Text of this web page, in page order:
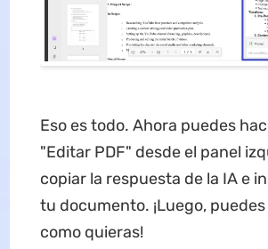
Eso es todo. Ahora puedes
"Editar PDF" desde el panel
copiar la respuesta de la IA e
tu documento. ¡Luego,
como quieras!